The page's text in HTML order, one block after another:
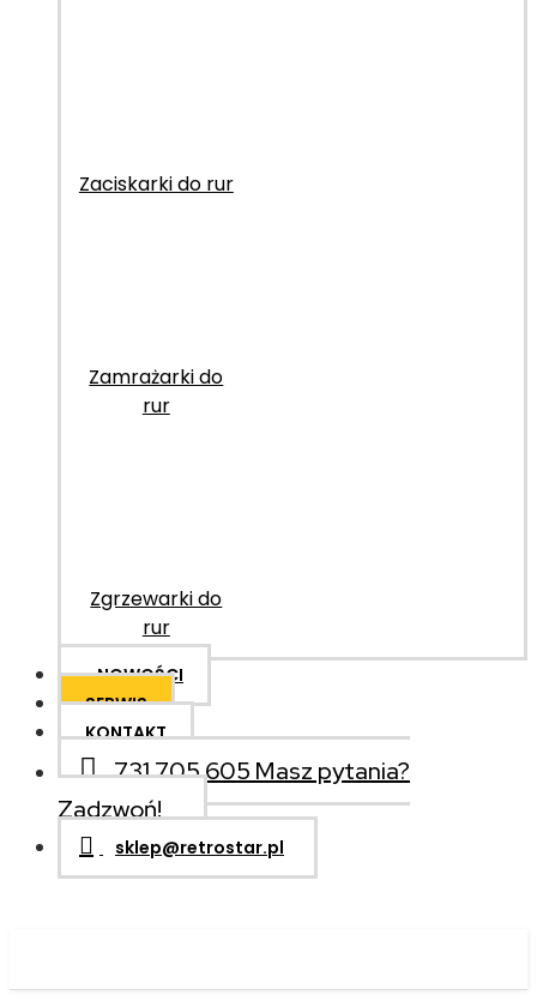
Zaciskarki do rur
Zamrażarki do
rur
Zgrzewarki do
rur
NOWOŚCI
SERWIS
KONTAKT
731 705 605 Masz pytania?
Zadzwoń!
sklep@retrostar.pl